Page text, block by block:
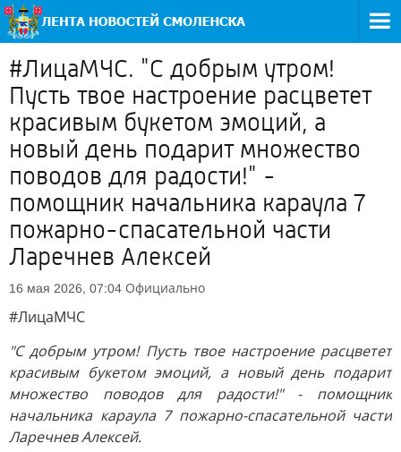
#ЛицаМЧС. "С добрым утром!
Пусть твое настроение расцветет
красивым букетом эмоций, а
новый день подарит множество
поводов для радости!" -
помощник начальника караула 7
пожарно-спасательной части
Ларечнев Алексей
16 мая 2026, 07:04 Официально
#ЛицаМЧС
"С добрым утром! Пусть твое настроение расцветет
красивым букетом эмоций, а новый день подарит
множество поводов для радости!" - помощник
начальника караула 7 пожарно-спасательной части
Ларечнев Алексей.